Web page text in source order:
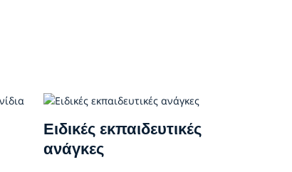
Ειδικές εκπαιδευτικές
ανάγκες